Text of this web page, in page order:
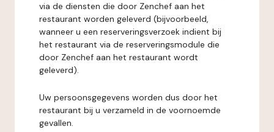
via de diensten die door Zenchef aan het
restaurant worden geleverd (bijvoorbeeld,
wanneer u een reserveringsverzoek indient bij
het restaurant via de reserveringsmodule die
door Zenchef aan het restaurant wordt
geleverd).
Uw persoonsgegevens worden dus door het
restaurant bij u verzameld in de voornoemde
gevallen.